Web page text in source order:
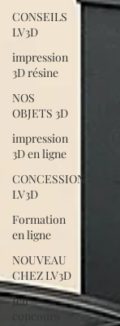
CONSEILS
LV3D
impression
3D résine
NOS
OBJETS 3D
impression
3D en ligne
CONCESSION
LV3D
Formation
en ligne
NOUVEAU
CHEZ LV3D
Jeu